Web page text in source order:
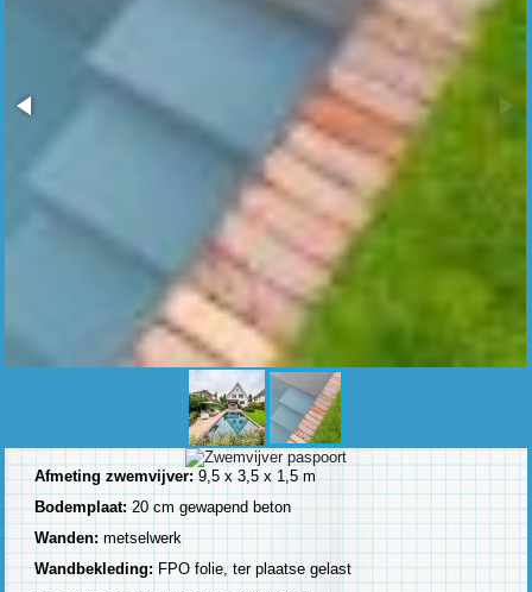
Afmeting zwemvijver:9,5 x 3,5 x 1,5 m
Bodemplaat:20 cm gewapend beton
Wanden:metselwerk
Wandbekleding: FPO folie, ter plaatse gelast